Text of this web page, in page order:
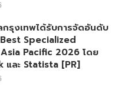
กรุงเทพได้รับการจัดอันดับ
Specialized
Pacific 2026 โดย
และ Statista [PR]